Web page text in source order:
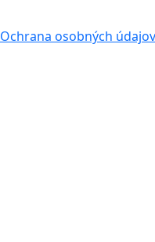
Ochrana osobných údajov